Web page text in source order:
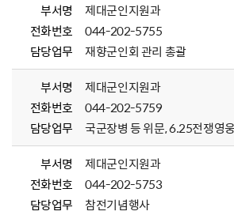
부서명
제대군인지원과
전화번호
044-202-5755
담당업무
재향군인회 관리 총괄
부서명
제대군인지원과
전화번호
044-202-5759
담당업무
국군장병 등 위문, 6.25전쟁영
부서명
제대군인지원과
전화번호
044-202-5753
담당업무
참전기념행사